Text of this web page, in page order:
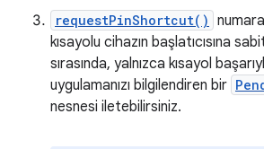
requestPinShortcut()
kısayolu cihazın başlatıcısına
sırasında, yalnızca kısayol
uygulamanızı bilgilendiren bir
nesnesi iletebilirsiniz.